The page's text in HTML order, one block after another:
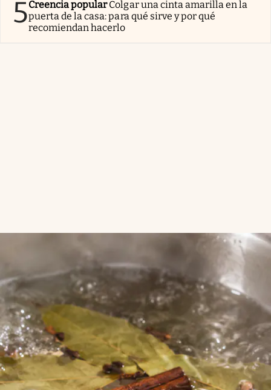
5Creencia popularColgar una cinta amarilla en la
puerta de la casa: para qué sirve y por qué
recomiendan hacerlo